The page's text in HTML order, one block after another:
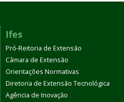
Ifes
Pró-Reitoria de Extensão
Câmara de Extensão
Orientações Normativas
Diretoria de Extensão Tecnológica
Agência de Inovação